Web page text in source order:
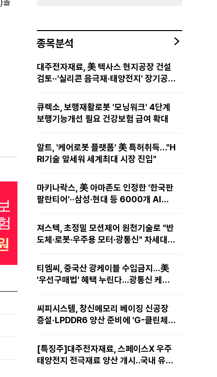
종목분석
대주전자재료, 美 텍사스 현지공장 건설
검토··'실리콘 음극재·태양전지' 장기공급
큐렉소, 보행재활로봇 '모닝워크' 4단계
보행기능개선 필요 건강보험 급여 확대
알트, '케어로봇 플랫폼' 美 특허취득…"H
RI기술 앞세워 세계최대 시장 진입"
마키나락스, 美 아마존도 인정한 '한국판
팔란티어'··삼성·현대 등 6000개 AI모
져스텍, 초정밀 모션제어 원천기술로 "반
도체·로봇·우주용 모터·광통신" 차세대
티엠씨, 중국산 광케이블 수입금지...美
'우선구매법' 혜택 누린다...광통신 케이
씨피시스템, 창신메모리 베이징 신공장
증설·LPDDR6 양산 준비에 'G-클린체
[특징주]대주전자재료, 스페이스X 우주
태양전지 전극재료 양산 개시‥국내 유일